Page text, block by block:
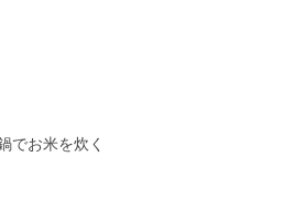
でお米を炊く